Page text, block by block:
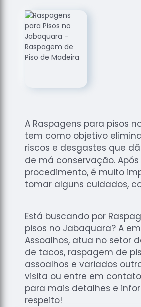
de Madeira
Loja de
Assoalhos
Raspagem
Raspagem
de Tacos
de
Madeiras
Raspagens
de Pisos
Madeiras
A Raspagens para pisos
tem como objetivo
riscos e desgastes que
de má conservação. Após
procedimento, é muito
tomar alguns cuidados,
Está buscando por
pisos no Jabaquara? A
Assoalhos, atua no setor
de tacos, raspagem de
assoalhos e variados
visita ou entre em
para mais detalhes e
respeito!